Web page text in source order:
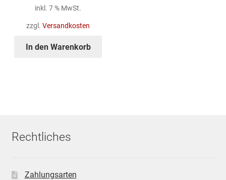
Senf
inkl. 7 % MwSt.
zzgl.Versandkosten
In den Warenkorb
Rechtliches
Zahlungsarten